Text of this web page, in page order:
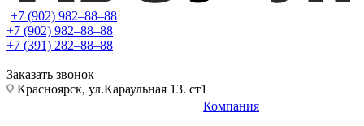
+7 (902) 982‒88‒88
+7 (902) 982‒88‒88
+7 (391) 282‒88‒88
Заказать звонок
Красноярск, ул.Караульная 13. ст1
Компания